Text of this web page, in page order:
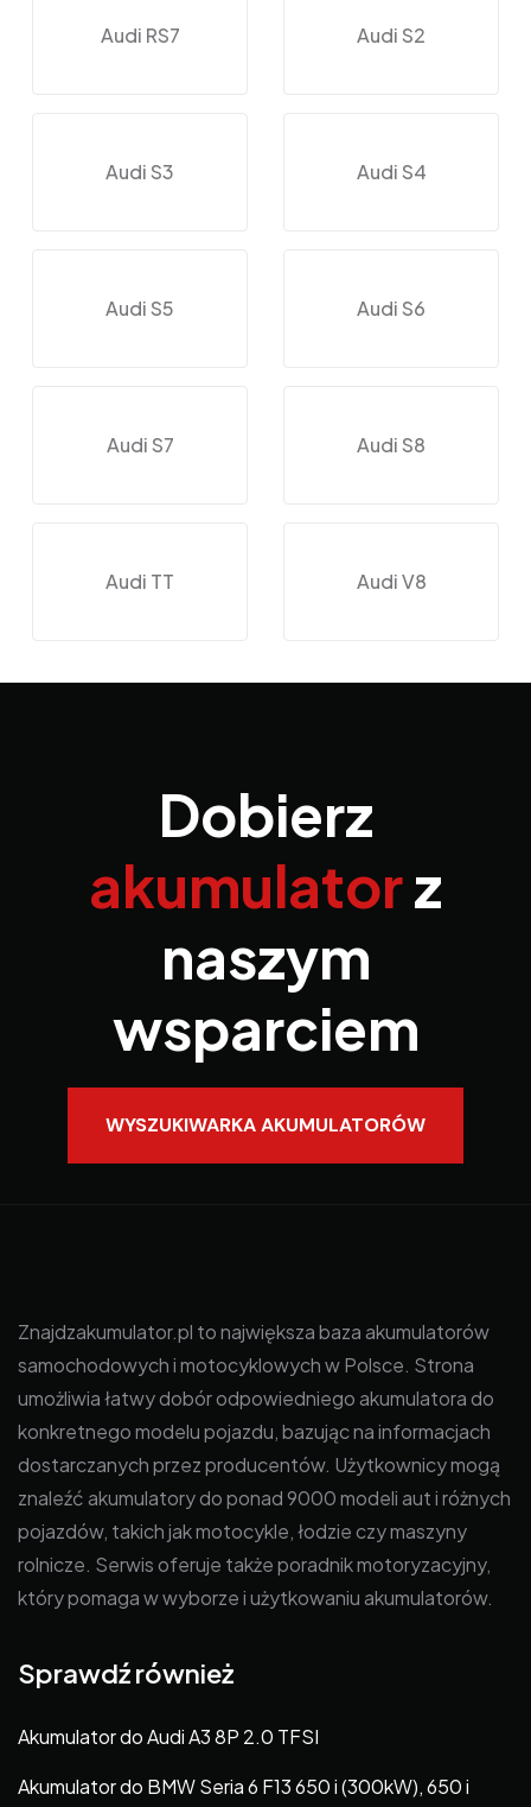
Audi RS7 Audi S2
Audi S3 Audi S4
Audi S5 Audi S6
Audi S7 Audi S8
Audi TT Audi V8
Dobierz
akumulatorz
naszym
wsparciem
WYSZUKIWARKA AKUMULATORÓW
Znajdzakumulator.pl to największa baza akumulatorów
samochodowych i motocyklowych w Polsce. Strona
umożliwia łatwy dobór odpowiedniego akumulatora do
konkretnego modelu pojazdu, bazując na informacjach
dostarczanych przez producentów. Użytkownicy mogą
znaleźć akumulatory do ponad 9000 modeli aut i różnych
pojazdów, takich jak motocykle, łodzie czy maszyny
rolnicze. Serwis oferuje także poradnik motoryzacyjny,
który pomaga w wyborze i użytkowaniu akumulatorów.
Sprawdź również
Akumulator do Audi A3 8P 2.0 TFSI
Akumulator do BMW Seria 6 F13 650 i (300kW), 650 i